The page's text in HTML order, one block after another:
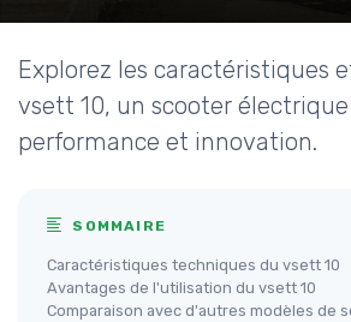
Explorez les caractéristiques
vsett 10, un scooter
performance et innovation.
SOMMAIRE
Caractéristiques techniques du vsett 10
Avantages de l'utilisation du vsett 10
Comparaison avec d'autres modèles de